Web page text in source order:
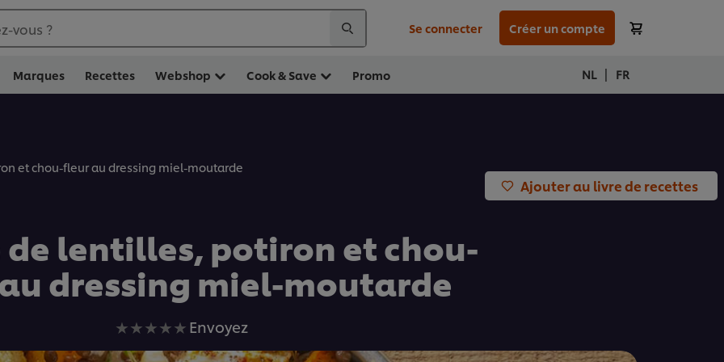
vous ? Se connecter Créer un compte
Marques Recettes Webshop Cook & Save Promo NL | FR
et chou-fleur au dressing miel-moutarde
Ajouter au livre de recettes
de lentilles, potiron et chou-
dressing miel-moutarde
Aucune
évaluation
Envoyez